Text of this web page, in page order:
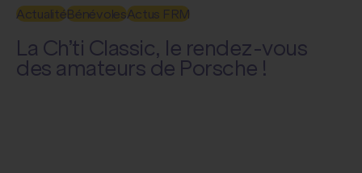
La Ch’ti Classic, le rendez-vous
des amateurs de Porsche !
ActualitéBénévolesActus FRM